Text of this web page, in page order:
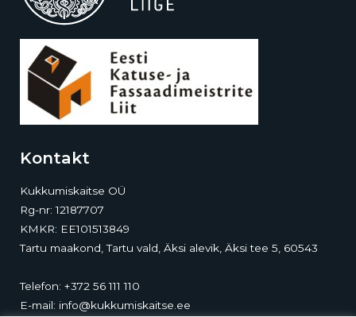
Kontakt
Kukkumiskaitse OÜ
Rg-nr: 12187707
KMKR: EE101513849
Tartu maakond, Tartu vald, Äksi alevik, Äksi tee 5, 60543
Telefon: +372 56 111 110
E-mail: info@kukkumiskaitse.ee